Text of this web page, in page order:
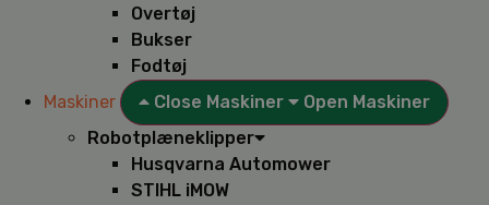
Overtøj
Bukser
Fodtøj
Maskiner
Close Maskiner
Open Maskiner
Robotplæneklipper
Husqvarna Automower
STIHL iMOW